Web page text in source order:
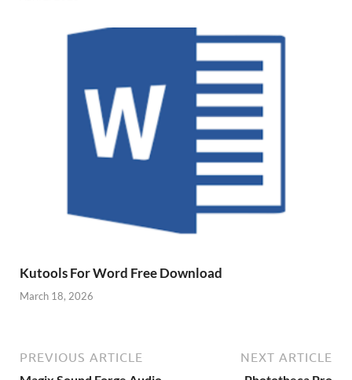
Kutools For Word Free Download
March 18, 2026
PREVIOUS ARTICLE NEXT ARTICLE